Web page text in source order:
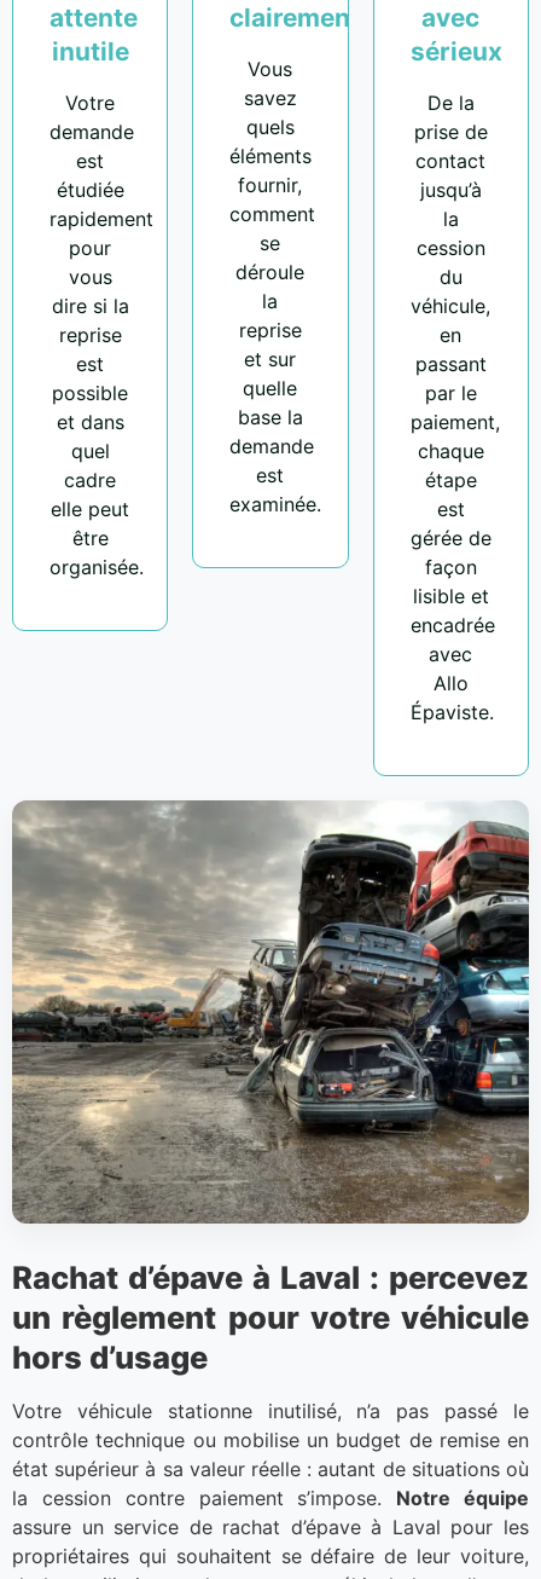
attente
inutile
Votre
demande
est
étudiée
rapidement
pour
vous
dire si la
reprise
est
possible
et dans
quel
cadre
elle peut
être
organisée.
clairement
Vous
savez
quels
éléments
fournir,
comment
se
déroule
la
reprise
et sur
quelle
base la
demande
est
examinée.
avec
sérieux
De la
prise de
contact
jusqu’à
la
cession
du
véhicule,
en
passant
par le
paiement,
chaque
étape
est
gérée de
façon
lisible et
encadrée
avec
Allo
Épaviste.
Rachat d’épave à Laval : percevez
un règlement pour votre véhicule
hors d’usage
Votre véhicule stationne inutilisé, n’a pas passé le
contrôle technique ou mobilise un budget de remise en
état supérieur à sa valeur réelle : autant de situations où
la cession contre paiement s’impose. Notre équipe
assure un service de rachat d’épave à Laval pour les
propriétaires qui souhaitent se défaire de leur voiture,